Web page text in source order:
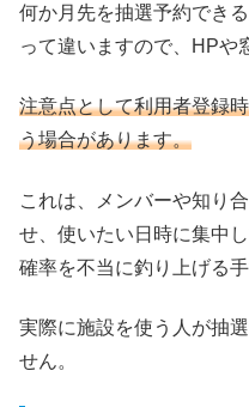
何か月先を抽選予約でき
って違いますので、HPや
注意点として利用者登録
う場合があります。
これは、メンバーや知り
せ、使いたい日時に集中
確率を不当に釣り上げる
実際に施設を使う人が抽
せん。